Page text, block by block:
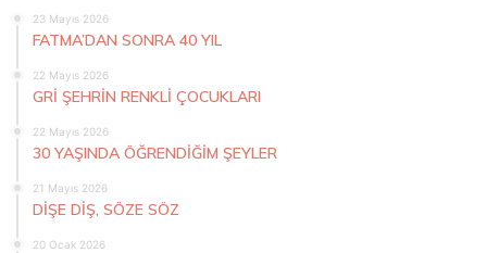
23 Mayıs 2026
FATMA’DAN SONRA 40 YIL
22 Mayıs 2026
GRİ ŞEHRİN RENKLİ ÇOCUKLARI
22 Mayıs 2026
30 YAŞINDA ÖĞRENDİĞİM ŞEYLER
21 Mayıs 2026
DİŞE DİŞ, SÖZE SÖZ
20 Ocak 2026